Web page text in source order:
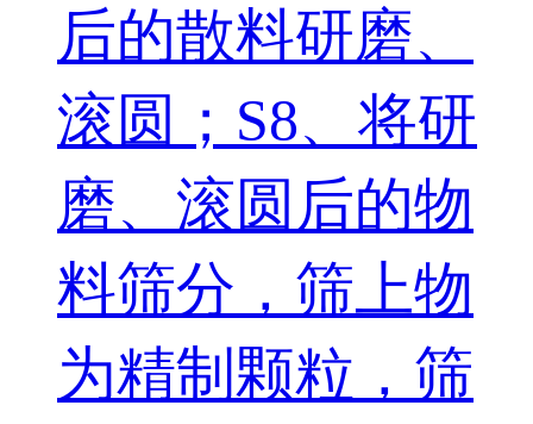
后的散料研磨、
滚圆；S8、将研
磨、滚圆后的物
料筛分，筛上物
为精制颗粒，筛